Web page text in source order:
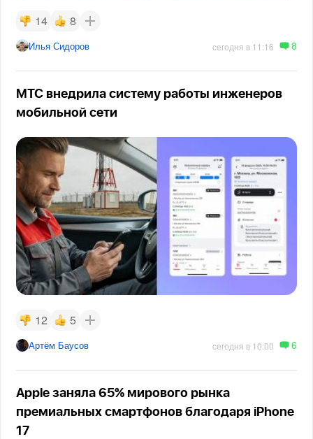
14 8
Илья Сидоров сегодня в 11:16 8
МТС внедрила систему работы инженеров
мобильной сети
12 5
Артём Баусов сегодня в 10:00 6
Apple заняла 65% мирового рынка
премиальных смартфонов благодаря iPhone
17